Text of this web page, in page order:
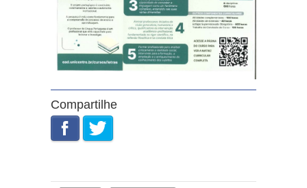
Compartilhe